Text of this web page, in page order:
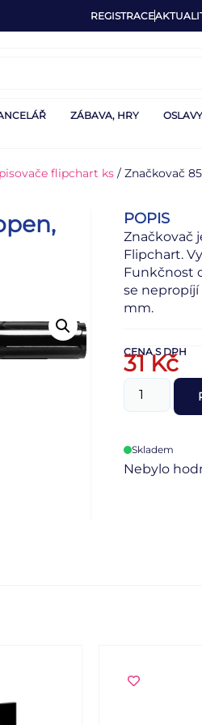
REGISTRACE
ZÁBAVA, HRY OSLAVY
flipchart ks / Značkovač
POPIS
Značkovač
Flipchart.
Funkčnost
se nepropíjí
mm.
CENA S DPH
31Kč
Skladem
Nebylo